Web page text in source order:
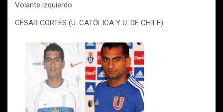
Volante izquierdo
CÉSAR CORTÉS (U. CATÓLICA Y U. DE CHILE)